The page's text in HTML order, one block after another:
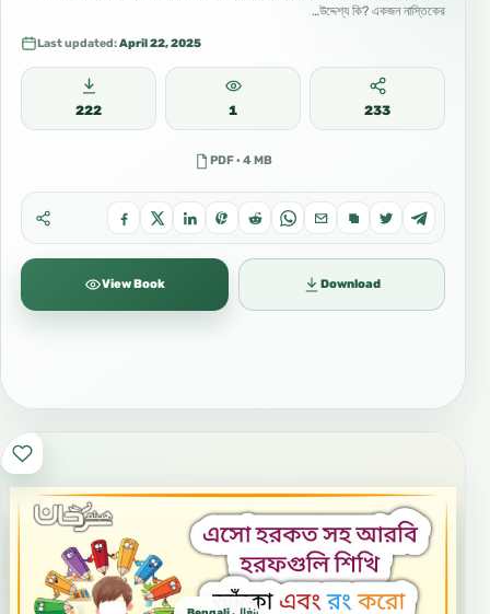
উদ্দেশ্য কি? একজন নাস্তিকের…
Last updated:April 22, 2025
222 1 233
PDF · 4 MB
View Book Download